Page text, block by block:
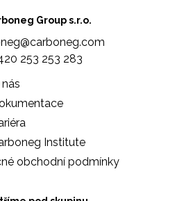
Group s.r.o.
253 253 283
Institute
obchodní podmínky